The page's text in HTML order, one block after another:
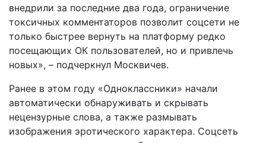
внедрили за последние два года, ограничение
токсичных комментаторов позволит соцсети не
только быстрее вернуть на платформу редко
посещающих ОК пользователей, но и привлечь
новых», – подчеркнул Москвичев.
Ранее в этом году «Одноклассники» начали
автоматически обнаруживать и скрывать
нецензурные слова, а также размывать
изображения эротического характера. Соцсеть